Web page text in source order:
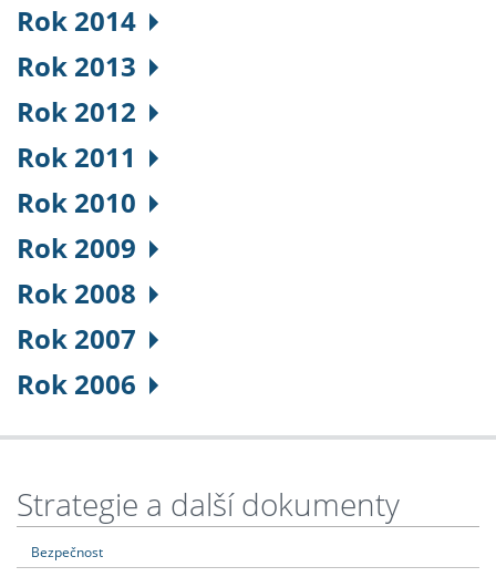
Rok 2014
Rok 2013
Rok 2012
Rok 2011
Rok 2010
Rok 2009
Rok 2008
Rok 2007
Rok 2006
Strategie a další dokumenty
Bezpečnost